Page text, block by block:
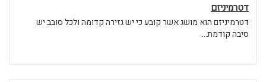
דטרמיניזם
דטרמיניזם הוא מושג אשר קובע כי יש גזירה קדומה ולכל סובב יש
סיבה קודמת...